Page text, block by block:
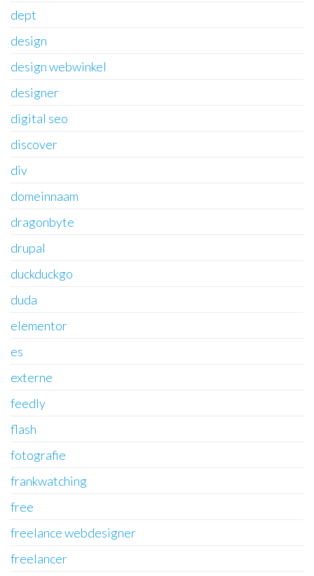
dept
design
design webwinkel
designer
digital seo
discover
div
domeinnaam
dragonbyte
drupal
duckduckgo
duda
elementor
es
externe
feedly
flash
fotografie
frankwatching
free
freelance webdesigner
freelancer